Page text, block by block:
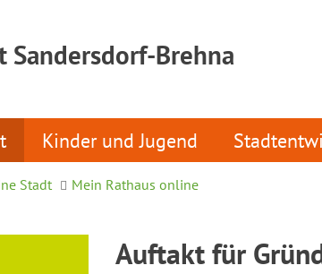
Sandersdorf-Brehna
Kinder und Jugend
Stadt Mein Rathaus online
Auftakt für